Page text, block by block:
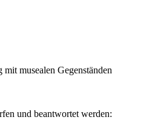
musealen Gegenständen
und beantwortet werden: